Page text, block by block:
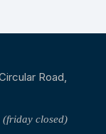
Road,
(friday closed)